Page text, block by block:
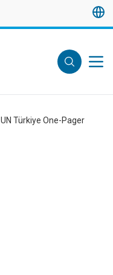
UN Türkiye One-Pager